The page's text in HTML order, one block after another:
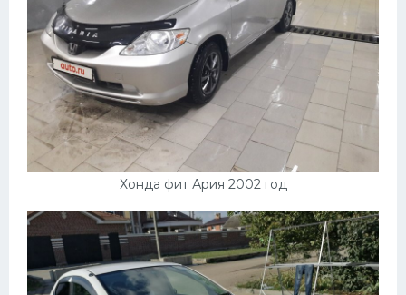
Хонда фит Ария 2002 год